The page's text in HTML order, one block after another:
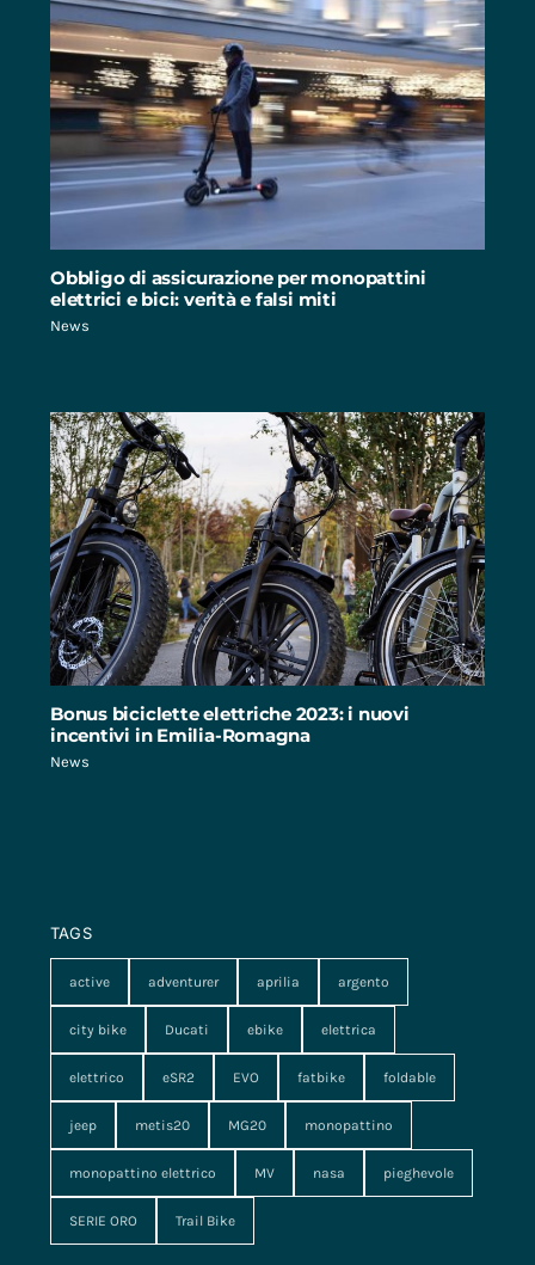
Obbligo di assicurazione per monopattini
elettrici e bici: verità e falsi miti
News
Bonus biciclette elettriche 2023: i nuovi
incentivi in Emilia-Romagna
News
TAGS
active adventurer aprilia argento
city bike Ducati ebike elettrica
elettrico eSR2 EVO fatbike foldable
jeep metis20 MG20 monopattino
monopattino elettrico MV nasa pieghevole
SERIE ORO Trail Bike